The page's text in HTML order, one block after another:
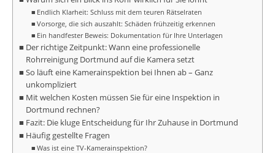
Endlich Klarheit: Schluss mit dem teuren Rätselraten
Vorsorge, die sich auszahlt: Schäden frühzeitig erkennen
Ein handfester Beweis: Dokumentation für Ihre Unterlagen
Der richtige Zeitpunkt: Wann eine professionelle
Rohrreinigung Dortmund auf die Kamera setzt
So läuft eine Kamerainspektion bei Ihnen ab – Ganz
unkompliziert
Mit welchen Kosten müssen Sie für eine Inspektion in
Dortmund rechnen?
Fazit: Die kluge Entscheidung für Ihr Zuhause in Dortmund
Häufig gestellte Fragen
Was ist eine TV-Kamerainspektion?